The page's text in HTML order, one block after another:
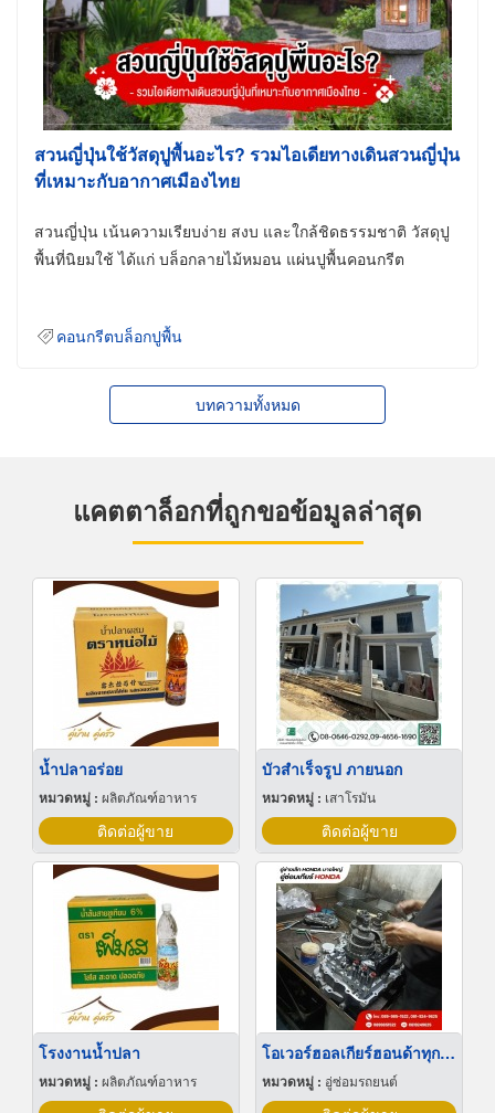
สวนญี่ปุ่นใช้วัสดุปูพื้นอะไร? รวมไอเดียทางเดินสวนญี่ปุ่น
ที่เหมาะกับอากาศเมืองไทย
สวนญี่ปุ่น เน้นความเรียบง่าย สงบ และใกล้ชิดธรรมชาติ วัสดุปู
พื้นที่นิยมใช้ ได้แก่ บล็อกลายไม้หมอน แผ่นปูพื้นคอนกรีต
คอนกรีตบล็อกปูพื้น
บทความทั้งหมด
แคตตาล็อกที่ถูกขอข้อมูลล่าสุด
น้ำปลาอร่อย
หมวดหมู่ : ผลิตภัณฑ์อาหาร
ติดต่อผู้ขาย
บัวสําเร็จรูป ภายนอก
หมวดหมู่ : เสาโรมัน
ติดต่อผู้ขาย
โรงงานน้ำปลา
หมวดหมู่ : ผลิตภัณฑ์อาหาร
โอเวอร์ฮอลเกียร์ฮอนด้าทุกรุ่น
หมวดหมู่ : อู่ซ่อมรถยนต์